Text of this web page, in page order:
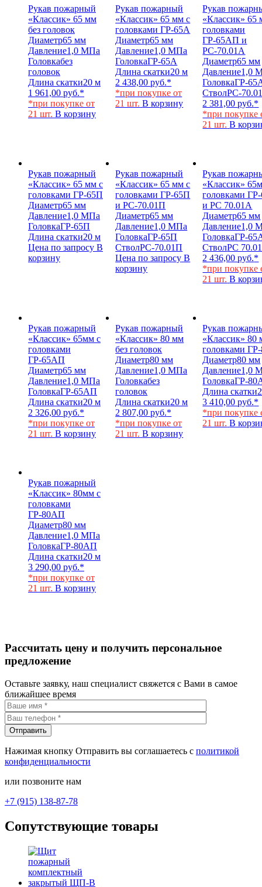
Рукав пожарный
«Классик» 65 мм
без головок
Диаметр65 мм
Давление1,0 МПа
Головкабез
головок
Длина скатки20 м
1 961,00 руб.*
*при покупке от
21 шт. В корзину
Рукав пожарный
«Классик» 65 мм с
головками ГР-65А
Диаметр65 мм
Давление1,0 МПа
ГоловкаГР-65А
Длина скатки20 м
2 438,00руб.*
*при покупке от
21 шт. В корзину
Рукав
«Классик» 65
головками
ГР-65АП и
РС-70.01А
Диаметр65 мм
Давление1,0
ГоловкаГР-
СтволРС-
2 381,00руб.*
*при покупке
21 шт. В
Рукав пожарный
«Классик» 65 мм с
головками ГР-65П
Диаметр65 мм
Давление1,0 МПа
ГоловкаГР-65П
Длина скатки20 м
Цена по запросу В
корзину
Рукав пожарный
«Классик» 65 мм с
головками ГР-65П
и РС-70.01П
Диаметр65 мм
Давление1,0 МПа
ГоловкаГР-65П
СтволРС-70.01П
Цена по запросу В
корзину
Рукав
«Классик»
головками
и РС 70.01А
Диаметр65 мм
Давление1,0
ГоловкаГР-
СтволРС
2 436,00руб.*
*при покупке
21 шт. В
Рукав пожарный
«Классик» 65мм с
головками
ГР-65АП
Диаметр65 мм
Давление1,0 МПа
ГоловкаГР-65АП
Длина скатки20 м
2 326,00 руб.*
*при покупке от
21 шт. В корзину
Рукав пожарный
«Классик» 80 мм
без головок
Диаметр80 мм
Давление1,0 МПа
Головкабез
головок
Длина скатки20 м
2 807,00руб.*
*при покупке от
21 шт. В корзину
Рукав
«Классик» 80
головками
Диаметр80 мм
Давление1,0
ГоловкаГР-
Длина скатки
3 410,00руб.*
*при покупке
21 шт. В
Рукав пожарный
«Классик» 80мм с
головками
ГР-80АП
Диаметр80 мм
Давление1,0 МПа
ГоловкаГР-80АП
Длина скатки20 м
3 290,00 руб.*
*при покупке от
21 шт. В корзину
Рассчитать цену и получить персональное
предложение
Оставьте заявку, наш специалист свяжется с Вами в самое
ближайшее время
Нажимая кнопку Отправить вы соглашаетесь с политикой
конфиденциальности
или позвоните нам
+7 (915) 138-87-78
Сопутствующие товары